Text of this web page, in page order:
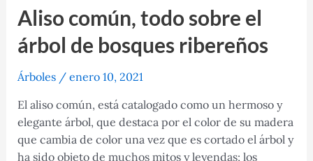
Aliso común, todo sobre el
árbol de bosques ribereños
Árboles/ enero 10, 2021
El aliso común, está catalogado como un hermoso y
elegante árbol, que destaca por el color de su madera
que cambia de color una vez que es cortado el árbol y
ha sido objeto de muchos mitos y leyendas; los